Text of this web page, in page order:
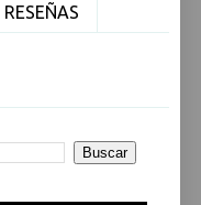
RESEÑAS